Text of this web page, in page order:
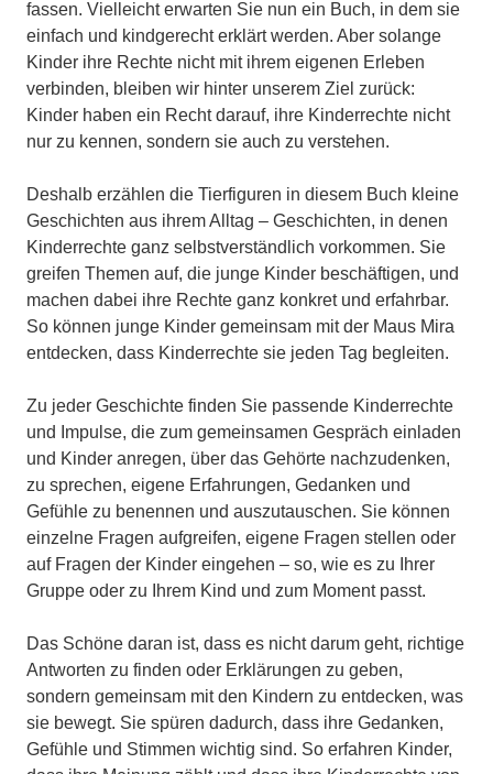
fassen. Vielleicht erwarten Sie nun ein Buch, in dem sie
einfach und kindgerecht erklärt werden. Aber solange
Kinder ihre Rechte nicht mit ihrem eigenen Erleben
verbinden, bleiben wir hinter unserem Ziel zurück:
Kinder haben ein Recht darauf, ihre Kinderrechte nicht
nur zu kennen, sondern sie auch zu verstehen.
Deshalb erzählen die Tierfiguren in diesem Buch kleine
Geschichten aus ihrem Alltag – Geschichten, in denen
Kinderrechte ganz selbstverständlich vorkommen. Sie
greifen Themen auf, die junge Kinder beschäftigen, und
machen dabei ihre Rechte ganz konkret und erfahrbar.
So können junge Kinder gemeinsam mit der Maus Mira
entdecken, dass Kinderrechte sie jeden Tag begleiten.
Zu jeder Geschichte finden Sie passende Kinderrechte
und Impulse, die zum gemeinsamen Gespräch einladen
und Kinder anregen, über das Gehörte nachzudenken,
zu sprechen, eigene Erfahrungen, Gedanken und
Gefühle zu benennen und auszutauschen. Sie können
einzelne Fragen aufgreifen, eigene Fragen stellen oder
auf Fragen der Kinder eingehen – so, wie es zu Ihrer
Gruppe oder zu Ihrem Kind und zum Moment passt.
Das Schöne daran ist, dass es nicht darum geht, richtige
Antworten zu finden oder Erklärungen zu geben,
sondern gemeinsam mit den Kindern zu entdecken, was
sie bewegt. Sie spüren dadurch, dass ihre Gedanken,
Gefühle und Stimmen wichtig sind. So erfahren Kinder,